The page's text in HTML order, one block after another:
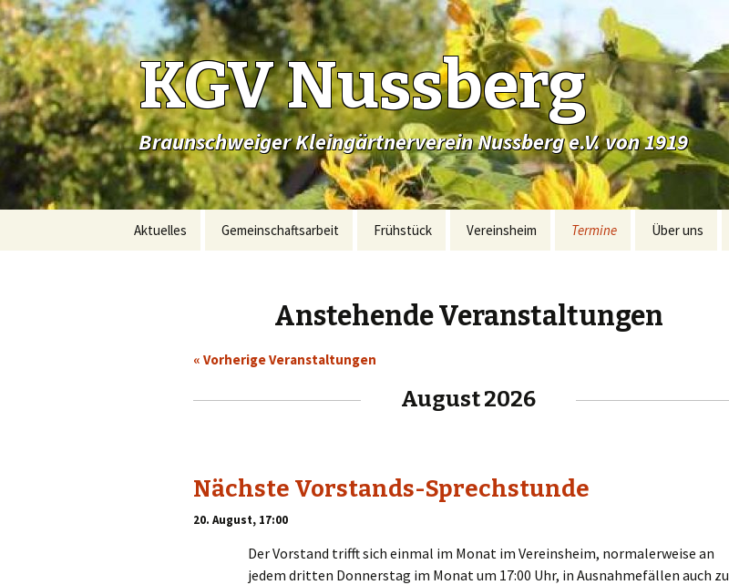
KGV Nussberg
Braunschweiger Kleingärtnerverein Nussberg e.V. von 1919
Aktuelles Gemeinschaftsarbeit Frühstück Vereinsheim Termine Über uns
Anstehende Veranstaltungen
« Vorherige Veranstaltungen
August 2026
Nächste Vorstands-Sprechstunde
20. August, 17:00
Der Vorstand trifft sich einmal im Monat im Vereinsheim, normalerweise an
jedem dritten Donnerstag im Monat um 17:00 Uhr, in Ausnahmefällen auch zu